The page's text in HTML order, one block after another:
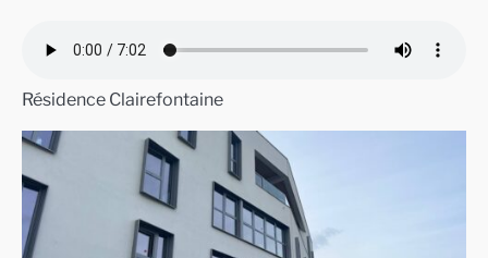
Résidence Clairefontaine